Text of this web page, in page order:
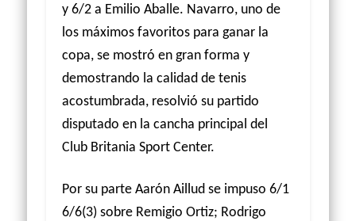
y 6/2 a Emilio Aballe. Navarro, uno de
los máximos favoritos para ganar la
copa, se mostró en gran forma y
demostrando la calidad de tenis
acostumbrada, resolvió su partido
disputado en la cancha principal del
Club Britania Sport Center.
Por su parte Aarón Aillud se impuso 6/1
6/6(3) sobre Remigio Ortiz; Rodrigo